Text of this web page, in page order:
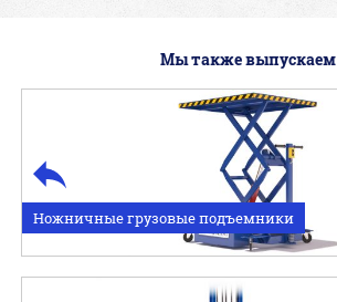
Мы также выпускаем
Ножничные грузовые подъемники